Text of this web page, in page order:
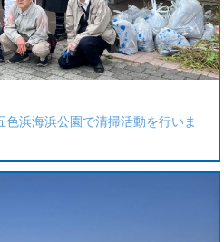
浜海浜公園で清掃活動を行いま